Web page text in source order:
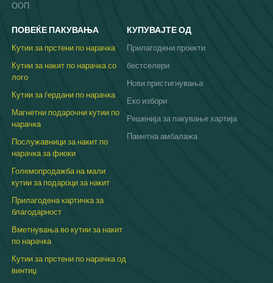
ООП
ПОВЕЌЕ ПАКУВАЊА
Кутии за прстени по нарачка
Кутии за накит по нарачка со
лого
Кутии за ѓердани по нарачка
Магнетни подарочни кутии по
нарачка
Послужавници за накит по
нарачка за фиоки
Големопродажба на мали
кутии за подароци за накит
Прилагодена картичка за
благодарност
Вметнувања во кутии за накит
по нарачка
Кутии за прстени по нарачка од
винтиџ
КУПУВАЈТЕ ОД
Прилагодени проекти
бестселери
Нови пристигнувања
Еко избори
Решенија за пакување хартија
Паметна амбалажа